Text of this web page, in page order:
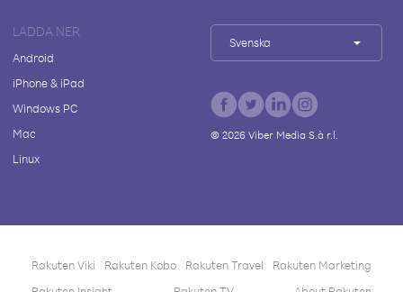
LADDA NER
Android
iPhone & iPad
Windows PC
Mac
Linux
Svenska
© 2026Viber Media S.à r.l.
Rakuten Viki Rakuten Kobo Rakuten Travel
Rakuten Marketing